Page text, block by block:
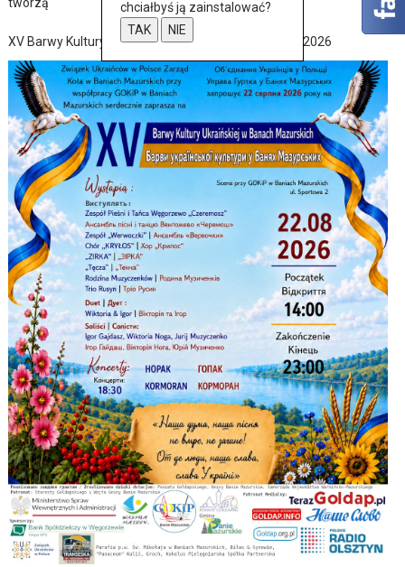
XV Barwy Kultury Ukraińskiej w Baniach Mazurskich 2026
chciałbyś ją zainstalować?
TAK
NIE